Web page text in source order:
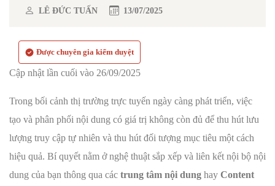
LÊ ĐỨC TUẤN 13/07/2025
Được chuyên gia kiểm duyệt
Cập nhật lần cuối vào 26/09/2025
Trong bối cảnh thị trường trực tuyến ngày càng phát triển, việc
tạo và phân phối nội dung có giá trị không còn đủ để thu hút lưu
lượng truy cập tự nhiên và thu hút đối tượng mục tiêu một cách
hiệu quả. Bí quyết nằm ở nghệ thuật sắp xếp và liên kết nội bộ nội
dung của bạn thông qua các trung tâm nội dung hay Content